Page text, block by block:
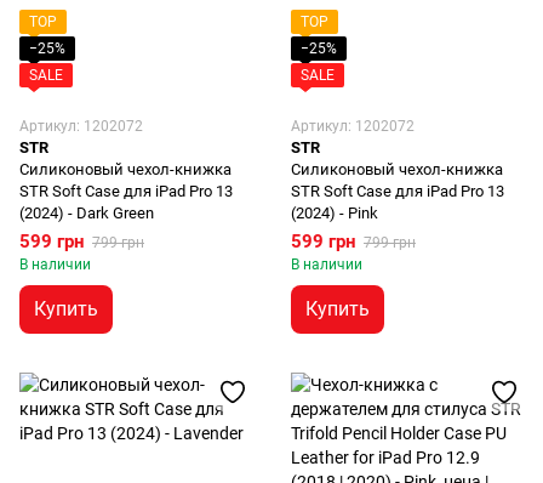
TOP
−25%
SALE
Артикул: 1202072
STR
Силиконовый чехол-книжка
STR Soft Case для iPad Pro 13
(2024) - Dark Green
599 грн 799 грн
В наличии
Купить
TOP
−25%
SALE
Артикул: 1202072
STR
Силиконовый чехол-книжка
STR Soft Case для iPad Pro 13
(2024) - Pink
599 грн 799 грн
В наличии
Купить